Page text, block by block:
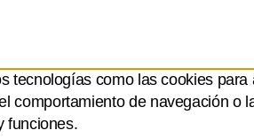
tecnologías como las cookies
comportamiento de navegación
funciones.